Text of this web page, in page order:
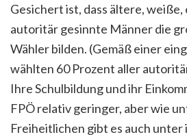
Gesichert ist, dass ältere, weiße,
autoritär gesinnte Männer die
Wähler bilden. (Gemäß einer
wählten 60 Prozent aller
Ihre Schulbildung und ihr
FPÖ relativ geringer, aber wie
Freiheitlichen gibt es auch unter